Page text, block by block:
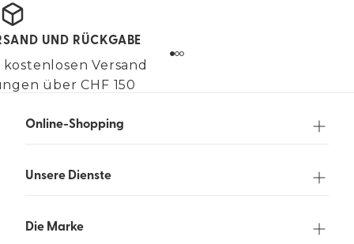
UND RÜCKGABE
Versand
über CHF 150
Online-Shopping
Unsere Dienste
Die Marke